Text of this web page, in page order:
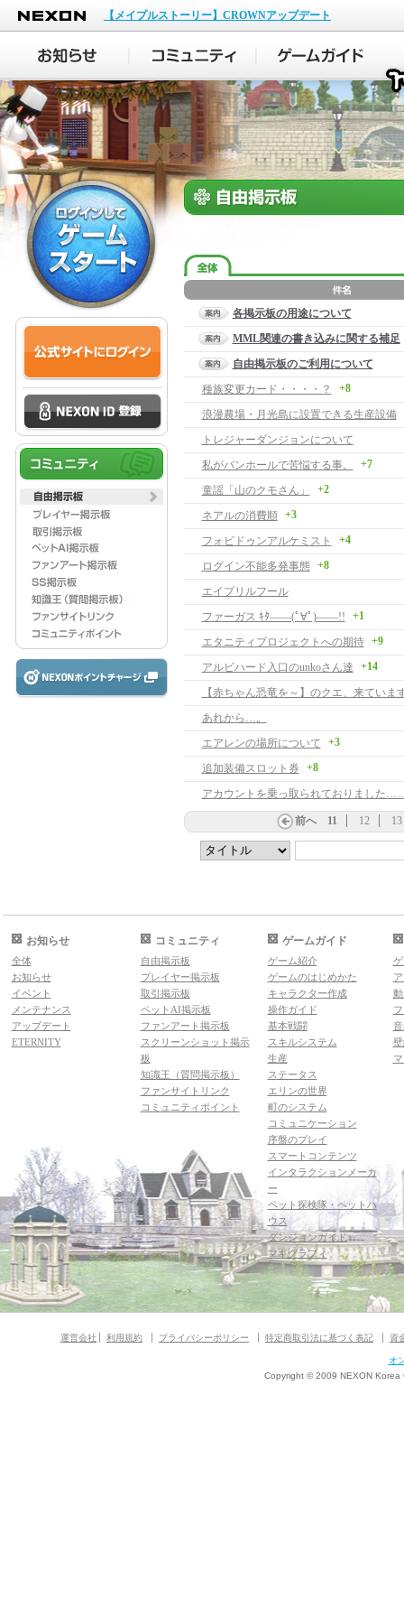
NEXON
【メイプルストーリー】CROWNアップデート
各掲示板の用途について
MML関連の書き込みに関する補足
自由掲示板のご利用について
種族変更カード・・・・？
+8
浪漫農場・月光島に設置できる生産設備
トレジャーダンジョンについて
私がバンホールで苦悩する事。
+7
童謡「山のクモさん」 +2
ネアルの消費順 +3
フォビドゥンアルケミスト +4
ログイン不能多発事態 +8
エイプリルフール
ファーガス ｷﾀ――(ﾟ∀ﾟ)――!!
+1
エタニティプロジェクトへの期待 +9
アルビハード入口のunkoさん達 +14
【赤ちゃん恐竜を～】のクエ、来ていま
あれから…。
エアレンの場所について
+3
追加装備スロット券 +8
アカウントを乗っ取られておりました
前へ 11 12 13
お知らせ
全体
お知らせ
イベント
メンテナンス
アップデート
ETERNITY
コミュニティ
自由掲示板
プレイヤー掲示板
取引掲示板
ペットAI掲示板
ファンアート掲示板
スクリーンショット掲示
板
知識王（質問掲示板）
ファンサイトリンク
コミュニティポイント
ゲームガイド
ゲーム紹介
ゲームのはじめかた
キャラクター作成
操作ガイド
基本戦闘
スキルシステム
生産
ステータス
エリンの世界
町のシステム
コミュニケーション
序盤のプレイ
スマートコンテンツ
インタラクションメーカ
ー
ペット探検隊・ペットハ
ウス
ダンジョンガイド
マギグラフィ
運営会社 利用規約 プライバシーポリシー 特定商取引法に基づく表記 資
オ
Copyright © 2009 NEXON Korea